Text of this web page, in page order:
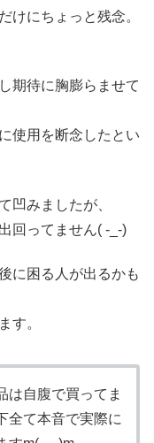
けにちょっと残念。
期待に胸膨らませて
使用を断念したとい
凹みましたが、
回ってません( -_-)
に困る人が出るかも
す。
は自腹で買ってま
全て本音で実際に